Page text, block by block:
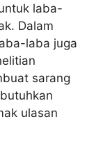
laba-
Dalam
laba juga
sarang
ulasan